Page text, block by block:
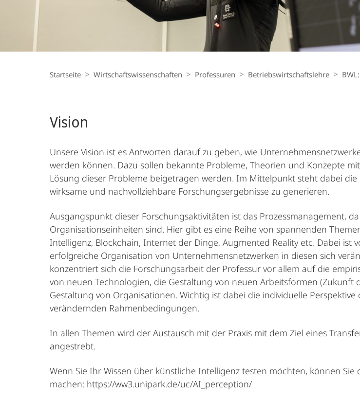
Navigation
Startseite Wirtschaftswissenschaften Professuren Betriebs­wirt­schaftslehre
Vision
Unsere Vision ist es Antworten darauf zu geben, wie
werden können. Dazu sollen bekannte Probleme, Theorien und Konzepte
Lösung dieser Probleme beigetragen werden. Im Mittelpunkt steht dabei
wirksame und nachvollziehbare Forschungsergebnisse zu generieren.
Ausgangspunkt dieser Forschungsaktivitäten ist das Prozessmanagement,
Organisationseinheiten sind. Hier gibt es eine Reihe von spannenden
Intelligenz, Blockchain, Internet der Dinge, Augmented Reality etc. Dabei
erfolgreiche Organisation von Unternehmensnetzwerken in diesen sich
konzentriert sich die Forschungsarbeit der Professur vor allem auf die
von neuen Technologien, die Gestaltung von neuen Arbeitsformen (Zukunft
Gestaltung von Organisationen. Wichtig ist dabei die individuelle
verändernden Rahmenbedingungen.
In allen Themen wird der Austausch mit der Praxis mit dem Ziel eines
angestrebt.
Wenn Sie Ihr Wissen über künstliche Intelligenz testen möchten, können Sie
machen: https://ww3.unipark.de/uc/AI_perception/